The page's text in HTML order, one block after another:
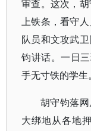
审查。这次，
上铁条，看守
队员和文攻武
钧讲话。一日
手无寸铁的学生。
胡守钧落
大绑地从各地